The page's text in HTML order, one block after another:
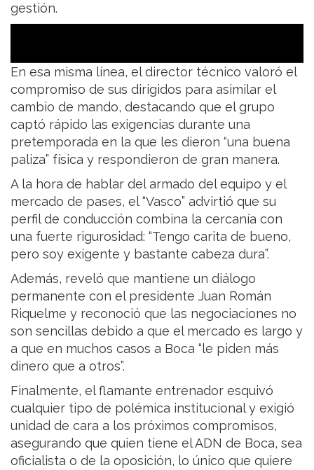
gestión.
En esa misma línea, el director técnico valoró el
compromiso de sus dirigidos para asimilar el
cambio de mando, destacando que el grupo
captó rápido las exigencias durante una
pretemporada en la que les dieron “una buena
paliza” física y respondieron de gran manera.
A la hora de hablar del armado del equipo y el
mercado de pases, el “Vasco” advirtió que su
perfil de conducción combina la cercanía con
una fuerte rigurosidad: “Tengo carita de bueno,
pero soy exigente y bastante cabeza dura”.
Además, reveló que mantiene un diálogo
permanente con el presidente Juan Román
Riquelme y reconoció que las negociaciones no
son sencillas debido a que el mercado es largo y
a que en muchos casos a Boca “le piden más
dinero que a otros”.
Finalmente, el flamante entrenador esquivó
cualquier tipo de polémica institucional y exigió
unidad de cara a los próximos compromisos,
asegurando que quien tiene el ADN de Boca, sea
oficialista o de la oposición, lo único que quiere